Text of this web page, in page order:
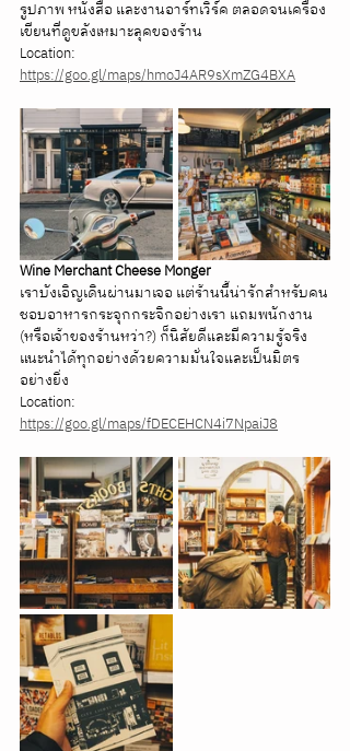
รูปภาพ หนังสือ และงานอาร์ทเวิร์ค ตลอดจนเครื่อง
เขียนที่ดูขลังเหมาะลุคของร้าน
Location:
https://goo.gl/maps/hmoJ4AR9sXmZG4BXA
Wine Merchant Cheese Monger
เราบังเอิญเดินผ่านมาเจอ แต่ร้านนี้น่ารักสำหรับคน
ชอบอาหารกระจุกกระจิกอย่างเรา แถมพนักงาน
(หรือเจ้าของร้านหว่า?) ก็นิสัยดีและมีความรู้จริง
แนะนำได้ทุกอย่างด้วยความมั่นใจและเป็นมิตร
อย่างยิ่ง
Location:
https://goo.gl/maps/fDECEHCN4i7NpaiJ8